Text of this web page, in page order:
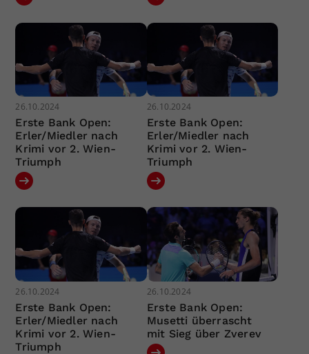
26.10.2024
Erste Bank Open:
Erler/Miedler nach
Krimi vor 2. Wien-
Triumph
26.10.2024
Erste Bank Open:
Erler/Miedler nach
Krimi vor 2. Wien-
Triumph
26.10.2024
Erste Bank Open:
Erler/Miedler nach
Krimi vor 2. Wien-
Triumph
26.10.2024
Erste Bank Open:
Musetti überrascht
mit Sieg über Zverev